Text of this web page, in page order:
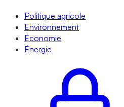
Politique agricole
Environnement
Économie
Énergie